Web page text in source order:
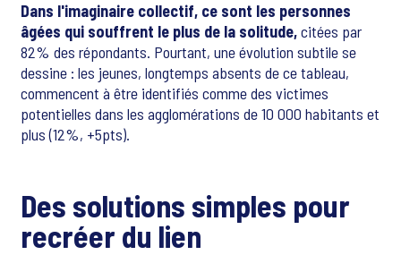
Dans l'imaginaire collectif, ce sont les personnes
âgées qui souffrent le plus de la solitude,citées par
82% des répondants. Pourtant, une évolution subtile se
dessine : les jeunes, longtemps absents de ce tableau,
commencent à être identifiés comme des victimes
potentielles dans les agglomérations de 10 000 habitants et
plus (12%, +5pts).
Des solutions simples pour
recréer du lien